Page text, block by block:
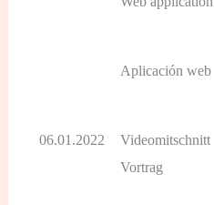
Aplicación web
06.01.2022
Videomitschnitt
Vortrag